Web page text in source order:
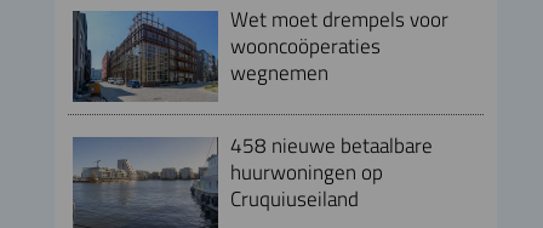
Wet moet drempels voor
wooncoöperaties
wegnemen
458 nieuwe betaalbare
huurwoningen op
Cruquiuseiland